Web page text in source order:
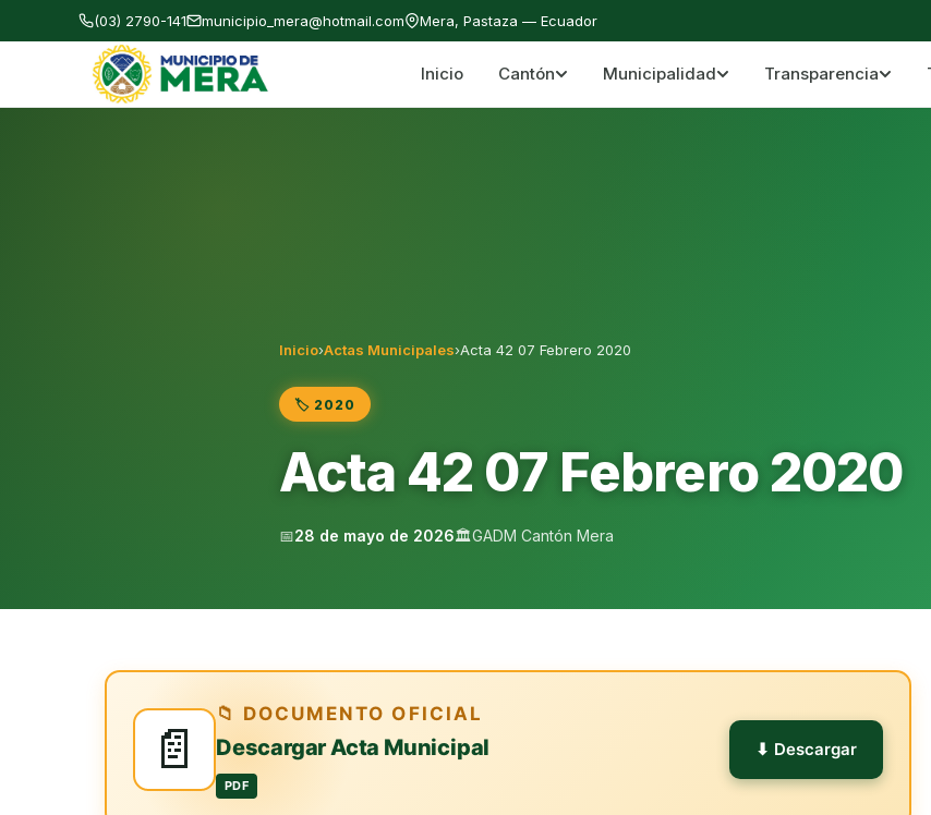
(03) 2790-141 municipio_mera@hotmail.com Mera, Pastaza — Ecuador
Gobierno Autónomo Descentralizado Municipal del Cantón Mera Cantón Mera · Pastaza · Llanganates y
Inicio Cantón Municipalidad Transparencia
Inicio›Actas Municipales›Acta 42 07 Febrero 2020
🏷️ 2020
Acta 42 07 Febrero 2020
📅28 de mayo de 2026🏛️GADM Cantón Mera
📄
📁 DOCUMENTO OFICIAL
Descargar Acta Municipal
PDF
⬇ Descargar